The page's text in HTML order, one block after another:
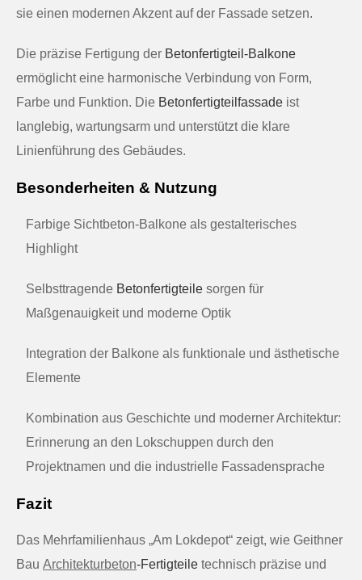
sie einen modernen Akzent auf der Fassade setzen.
Die präzise Fertigung der Betonfertigteil-Balkone
ermöglicht eine harmonische Verbindung von Form,
Farbe und Funktion. Die Betonfertigteilfassade ist
langlebig, wartungsarm und unterstützt die klare
Linienführung des Gebäudes.
Besonderheiten & Nutzung
Farbige Sichtbeton-Balkone als gestalterisches
Highlight
Selbsttragende Betonfertigteile sorgen für
Maßgenauigkeit und moderne Optik
Integration der Balkone als funktionale und ästhetische
Elemente
Kombination aus Geschichte und moderner Architektur:
Erinnerung an den Lokschuppen durch den
Projektnamen und die industrielle Fassadensprache
Fazit
Das Mehrfamilienhaus „Am Lokdepot“ zeigt, wie Geithner
Bau Architekturbeton-Fertigteile technisch präzise und